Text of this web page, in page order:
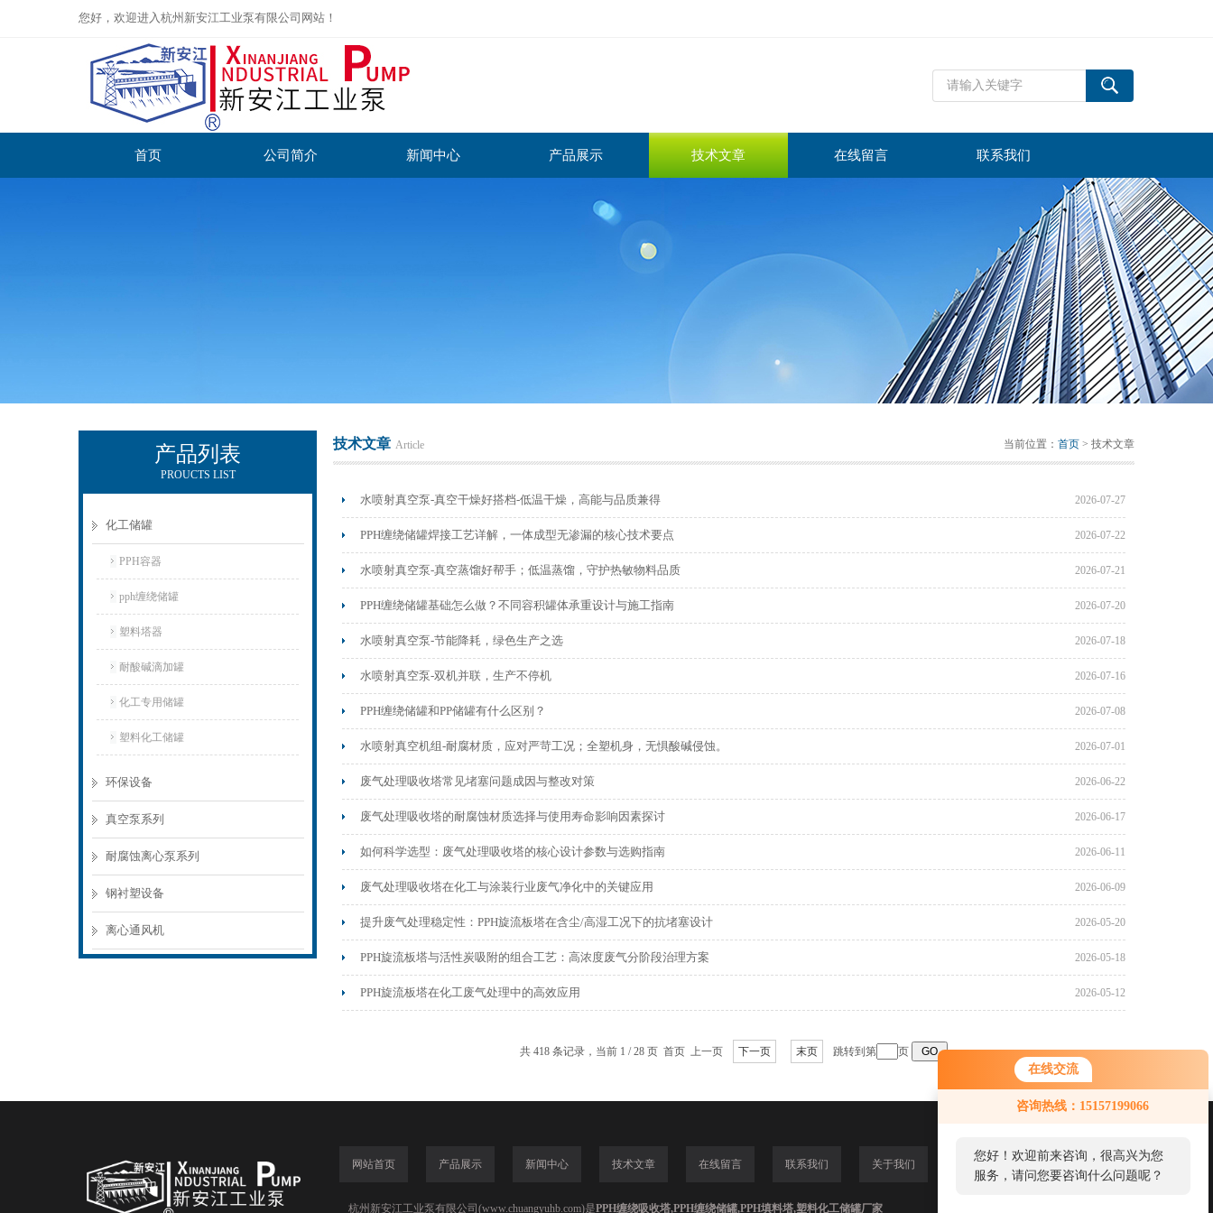
在线交流
咨询热线：15157199066
您好！欢迎前来咨询，很高兴为您
服务，请问您要咨询什么问题呢？
您好，欢迎进入杭州新安江工业泵有限公司网站！
首页 公司简介 新闻中心 产品展示 技术文章 在线留言 联系我们
产品列表
PROUCTS LIST
化工储罐
PPH容器
pph缠绕储罐
塑料塔器
耐酸碱滴加罐
化工专用储罐
塑料化工储罐
环保设备
真空泵系列
耐腐蚀离心泵系列
钢衬塑设备
离心通风机
技术文章 Article 当前位置： 首页 > 技术文章
水喷射真空泵-真空干燥好搭档-低温干燥，高能与品质兼得 2026-07-27
PPH缠绕储罐焊接工艺详解，一体成型无渗漏的核心技术要点 2026-07-22
水喷射真空泵-真空蒸馏好帮手；低温蒸馏，守护热敏物料品质 2026-07-21
PPH缠绕储罐基础怎么做？不同容积罐体承重设计与施工指南 2026-07-20
水喷射真空泵-节能降耗，绿色生产之选 2026-07-18
水喷射真空泵-双机并联，生产不停机 2026-07-16
PPH缠绕储罐和PP储罐有什么区别？ 2026-07-08
水喷射真空机组-耐腐材质，应对严苛工况；全塑机身，无惧酸碱侵蚀。 2026-07-01
废气处理吸收塔常见堵塞问题成因与整改对策 2026-06-22
废气处理吸收塔的耐腐蚀材质选择与使用寿命影响因素探讨 2026-06-17
如何科学选型：废气处理吸收塔的核心设计参数与选购指南 2026-06-11
废气处理吸收塔在化工与涂装行业废气净化中的关键应用 2026-06-09
提升废气处理稳定性：PPH旋流板塔在含尘/高湿工况下的抗堵塞设计 2026-05-20
PPH旋流板塔与活性炭吸附的组合工艺：高浓度废气分阶段治理方案 2026-05-18
PPH旋流板塔在化工废气处理中的高效应用 2026-05-12
共 418 条记录，当前 1 / 28 页 首页 上一页 下一页 末页 跳转到第 页
网站首页 产品展示 新闻中心 技术文章 在线留言 联系我们 关于我们
杭州新安江工业泵有限公司(www.chuangyuhb.com)是PPH缠绕吸收塔,PPH缠绕储罐,PPH填料塔,塑料化工储罐厂家